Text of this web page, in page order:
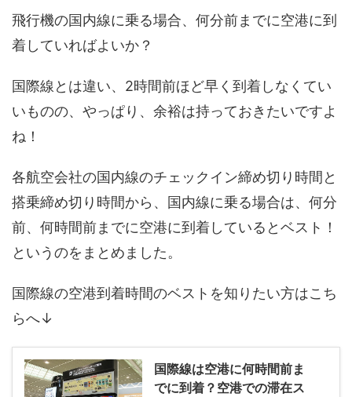
飛行機の国内線に乗る場合、何分前までに空港に到
着していればよいか？
国際線とは違い、2時間前ほど早く到着しなくてい
いものの、やっぱり、余裕は持っておきたいですよ
ね！
各航空会社の国内線のチェックイン締め切り時間と
搭乗締め切り時間から、国内線に乗る場合は、何分
前、何時間前までに空港に到着しているとベスト！
というのをまとめました。
国際線の空港到着時間のベストを知りたい方はこち
らへ↓
国際線は空港に何時間前ま
でに到着？空港での滞在ス